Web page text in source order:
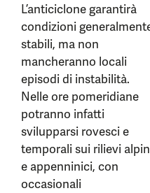
L’anticiclone garantirà
condizioni
stabili, ma non
mancheranno locali
episodi di instabilità.
Nelle ore pomeridiane
potranno infatti
svilupparsi rovesci e
temporali sui rilievi
e appenninici, con
occasionali